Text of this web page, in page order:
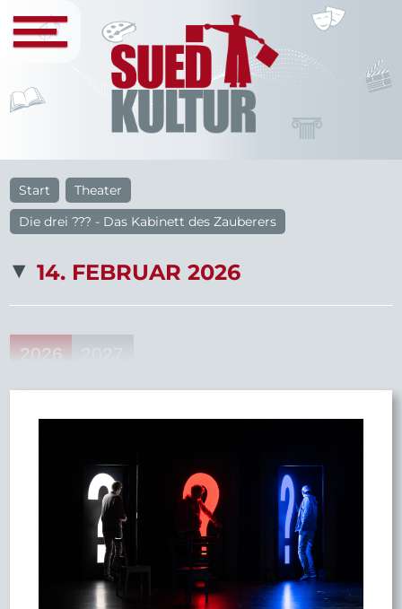
Start
Theater
Die drei ??? - Das Kabinett des Zauberers
14. FEBRUAR 2026
2026